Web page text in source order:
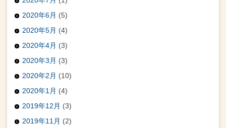
2020年6月 (5)
2020年5月 (4)
2020年4月 (3)
2020年3月 (3)
2020年2月 (10)
2020年1月 (4)
2019年12月 (3)
2019年11月 (2)